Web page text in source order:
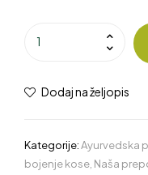
Dodaj na željopis
Kategorije:Ayurvedska
bojenje kose, Naša